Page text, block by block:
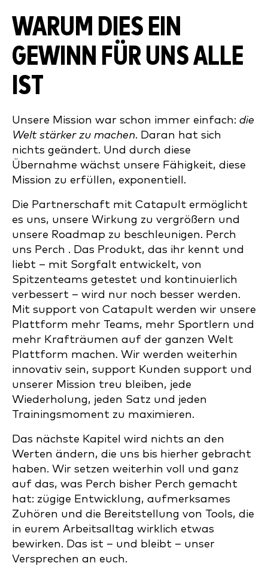
WARUM DIES EIN
GEWINN FÜR UNS ALLE
IST
Unsere Mission war schon immer einfach: die
Welt stärker zu machen. Daran hat sich
nichts geändert. Und durch diese
Übernahme wächst unsere Fähigkeit, diese
Mission zu erfüllen, exponentiell.
Die Partnerschaft mit Catapult ermöglicht
es uns, unsere Wirkung zu vergrößern und
unsere Roadmap zu beschleunigen. Perch
uns Perch . Das Produkt, das ihr kennt und
liebt – mit Sorgfalt entwickelt, von
Spitzenteams getestet und kontinuierlich
verbessert – wird nur noch besser werden.
Mit support von Catapult werden wir unsere
Plattform mehr Teams, mehr Sportlern und
mehr Krafträumen auf der ganzen Welt
Plattform machen. Wir werden weiterhin
innovativ sein, support Kunden support und
unserer Mission treu bleiben, jede
Wiederholung, jeden Satz und jeden
Trainingsmoment zu maximieren.
Das nächste Kapitel wird nichts an den
Werten ändern, die uns bis hierher gebracht
haben. Wir setzen weiterhin voll und ganz
auf das, was Perch bisher Perch gemacht
hat: zügige Entwicklung, aufmerksames
Zuhören und die Bereitstellung von Tools, die
in eurem Arbeitsalltag wirklich etwas
bewirken. Das ist – und bleibt – unser
Versprechen an euch.